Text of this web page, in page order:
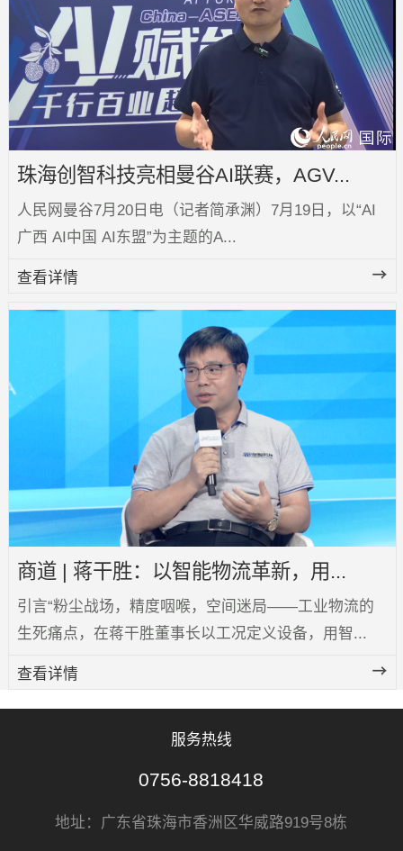
珠海创智科技亮相曼谷AI联赛，AGV...
人民网曼谷7月20日电（记者简承渊）7月19日，以“AI
广西 AI中国 AI东盟”为主题的A...
查看详情
商道 | 蒋干胜：以智能物流革新，用...
引言“粉尘战场，精度咽喉，空间迷局——工业物流的
生死痛点，在蒋干胜董事长以工况定义设备，用智...
查看详情
服务热线
0756-8818418
地址：广东省珠海市香洲区华威路919号8栋